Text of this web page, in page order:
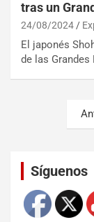
tras un
24/08/2024
El japonés
de las Grandes
Síguenos